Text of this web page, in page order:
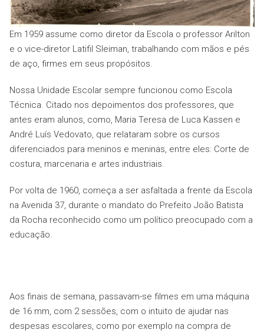
Em 1959 assume como diretor da Escola o professor Arilton
e o vice-diretor Latifil Sleiman, trabalhando com mãos e pés
de aço, firmes em seus propósitos.
Nossa Unidade Escolar sempre funcionou como Escola
Técnica. Citado nos depoimentos dos professores, que
antes eram alunos, como, Maria Teresa de Luca Kassen e
André Luís Vedovato, que relataram sobre os cursos
diferenciados para meninos e meninas, entre eles: Corte de
costura, marcenaria e artes industriais.
Por volta de 1960, começa a ser asfaltada a frente da Escola
na Avenida 37, durante o mandato do Prefeito João Batista
da Rocha reconhecido como um político preocupado com a
educação.
Aos finais de semana, passavam-se filmes em uma máquina
de 16 mm, com 2 sessões, com o intuito de ajudar nas
despesas escolares, como por exemplo na compra de